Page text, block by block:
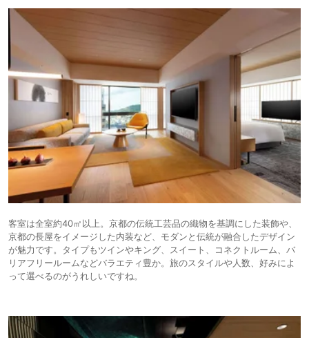
客室は全室約40㎡以上。京都の伝統工芸品の織物を基調にした装飾や、
京都の長屋をイメージした内装など、モダンと伝統が融合したデザイン
が魅力です。タイプもツインやキング、スイート、コネクトルーム、バ
リアフリールームなどバラエティ豊か。旅のスタイルや人数、好みによ
って選べるのがうれしいですね。